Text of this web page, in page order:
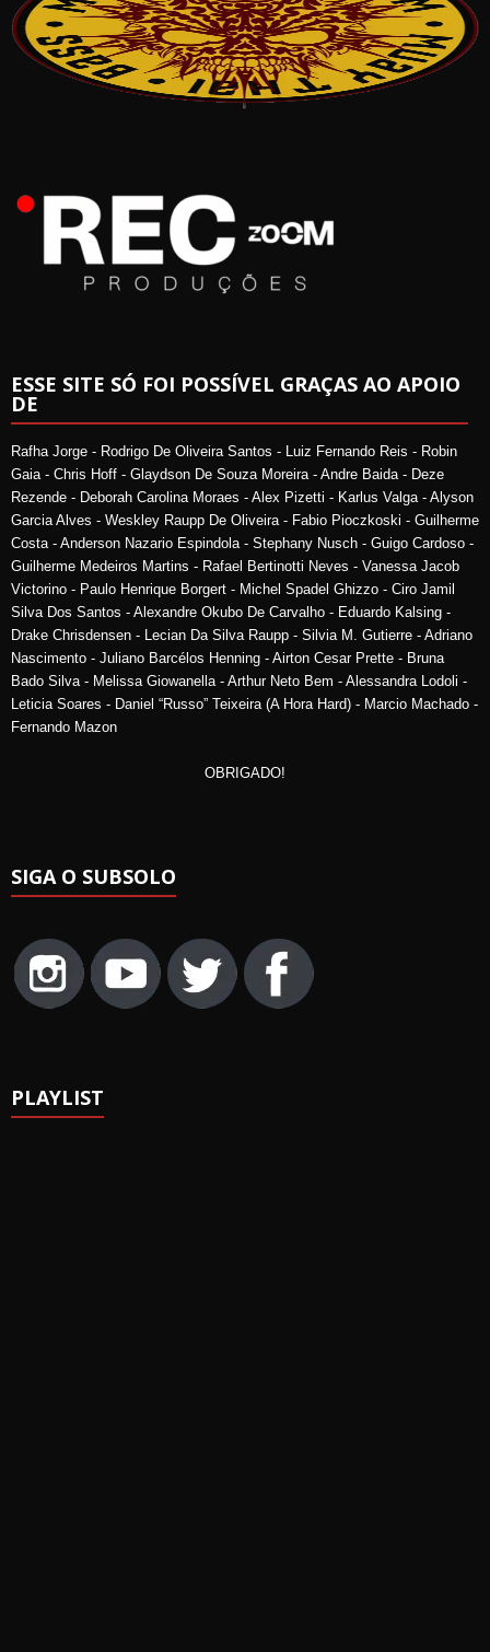
ESSE SITE SÓ FOI POSSÍVEL GRAÇAS AO APOIO
DE
Rafha Jorge - Rodrigo De Oliveira Santos - Luiz Fernando Reis - Robin
Gaia - Chris Hoff - Glaydson De Souza Moreira - Andre Baida - Deze
Rezende - Deborah Carolina Moraes - Alex Pizetti - Karlus Valga - Alyson
Garcia Alves - Weskley Raupp De Oliveira - Fabio Pioczkoski - Guilherme
Costa - Anderson Nazario Espindola - Stephany Nusch - Guigo Cardoso -
Guilherme Medeiros Martins - Rafael Bertinotti Neves - Vanessa Jacob
Victorino - Paulo Henrique Borgert - Michel Spadel Ghizzo - Ciro Jamil
Silva Dos Santos - Alexandre Okubo De Carvalho - Eduardo Kalsing -
Drake Chrisdensen - Lecian Da Silva Raupp - Silvia M. Gutierre - Adriano
Nascimento - Juliano Barcélos Henning - Airton Cesar Prette - Bruna
Bado Silva - Melissa Giowanella - Arthur Neto Bem - Alessandra Lodoli -
Leticia Soares - Daniel “Russo” Teixeira (A Hora Hard) - Marcio Machado -
Fernando Mazon
OBRIGADO!
SIGA O SUBSOLO
PLAYLIST